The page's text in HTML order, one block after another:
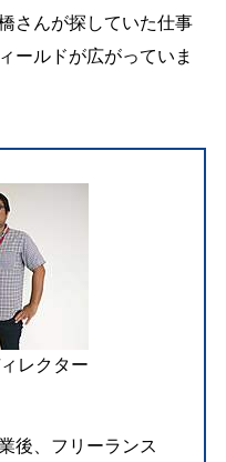
さんが探していた仕事
ールドが広がっていま
レクター
後、フリーランス